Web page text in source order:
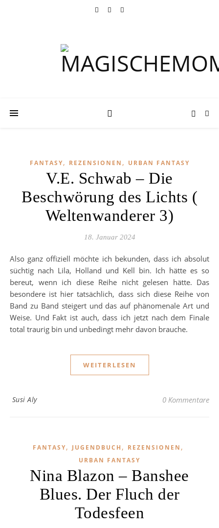
FANTASY, REZENSIONEN , URBAN FANTASY
V.E. Schwab – Die
Beschwörung des Lichts (
Weltenwanderer 3)
18. Januar 2024
Also ganz offiziell möchte ich bekunden, dass ich absolut
süchtig nach Lila, Holland und Kell bin. Ich hätte es so
bereut, wenn ich diese Reihe nicht gelesen hätte. Das
besondere ist hier tatsächlich, dass sich diese Reihe von
Band zu Band steigert und das auf phänomenale Art und
Weise. Und Fakt ist auch, dass ich jetzt nach dem Finale
total traurig bin und unbedingt mehr davon brauche.
WEITERLESEN
Susi Aly 0 Kommentare
FANTASY, JUGENDBUCH , REZENSIONEN ,
URBAN FANTASY
Nina Blazon – Banshee
Blues. Der Fluch der
Todesfeen